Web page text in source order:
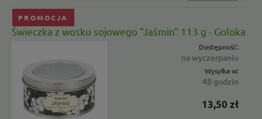
Świeczka z wosku sojowego "Jaśmin" 113 g - Goloka
Dostępność:
na wyczerpaniu
Wysyłka w:
48 godzin
13,50 zł
PROMOCJA